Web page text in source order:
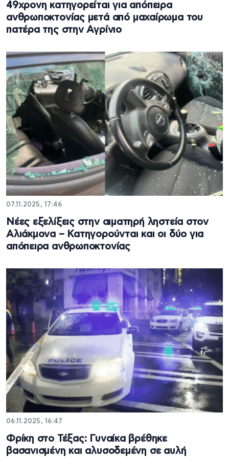
49χρονη κατηγορείται για απόπειρα
ανθρωποκτονίας μετά από μαχαίρωμα του
πατέρα της στην Αγρίνιο
07.11.2025, 17:46
Νέες εξελίξεις στην αιματηρή ληστεία στον
Αλιάκμονα – Κατηγορούνται και οι δύο για
απόπειρα ανθρωποκτονίας
06.11.2025, 16:47
Φρίκη στο Τέξας: Γυναίκα βρέθηκε
βασανισμένη και αλυσοδεμένη σε αυλή